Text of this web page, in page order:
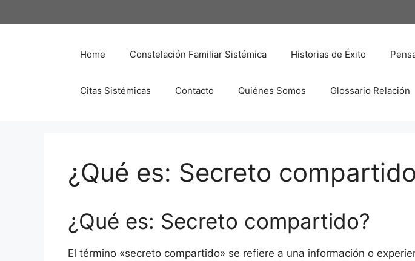
al
Home Constelación Familiar Sistémica Historias de Éxito
Citas Sistémicas Contacto Quiénes Somos Glossario Relación
¿Qué es: Secreto
¿Qué es: Secreto compartido?
El término «secreto compartido» se refiere a una información o